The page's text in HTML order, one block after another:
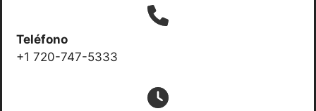
Teléfono
+1 720-747-5333